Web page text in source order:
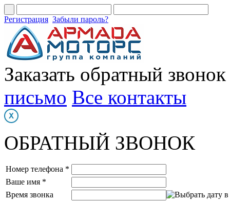
Регистрация Забыли пароль?
Заказать обратный звонок
письмо Все контакты
ОБРАТНЫЙ ЗВОНОК
Номер телефона *
Ваше имя *
Время звонка